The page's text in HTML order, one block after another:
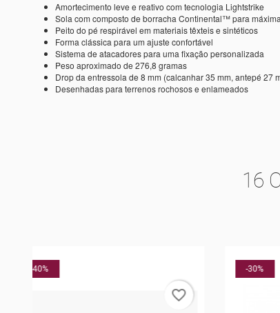
Amortecimento leve e reativo com tecnologia Lightstrike
Sola com composto de borracha Continental™ para
Peito do pé respirável em materiais têxteis e sintéticos
Forma clássica para um ajuste confortável
Sistema de atacadores para uma fixação personalizada
Peso aproximado de 276,8 gramas
Drop da entressola de 8 mm (calcanhar 35 mm, antepé 27
Desenhadas para terrenos rochosos e enlameados
16